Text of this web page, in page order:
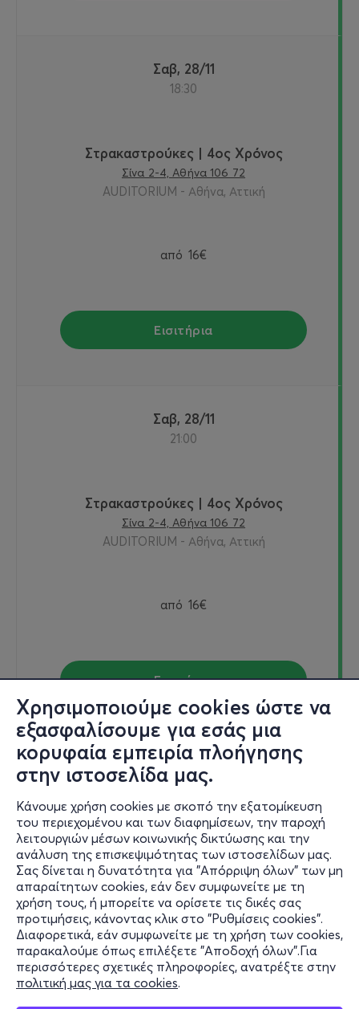
Χρησιμοποιούμε cookies ώστε να
εξασφαλίσουμε για εσάς μια
κορυφαία εμπειρία πλοήγησης
στην ιστοσελίδα μας.
Κάνουμε χρήση cookies με σκοπό την εξατομίκευση
του περιεχομένου και των διαφημίσεων, την παροχή
λειτουργιών μέσων κοινωνικής δικτύωσης και την
ανάλυση της επισκεψιμότητας των ιστοσελίδων μας.
Σας δίνεται η δυνατότητα για "Απόρριψη όλων" των μη
απαραίτητων cookies, εάν δεν συμφωνείτε με τη
χρήση τους, ή μπορείτε να ορίσετε τις δικές σας
προτιμήσεις, κάνοντας κλικ στο "Ρυθμίσεις cookies".
Διαφορετικά, εάν συμφωνείτε με τη χρήση των cookies,
παρακαλούμε όπως επιλέξετε "Αποδοχή όλων".Για
περισσότερες σχετικές πληροφορίες, ανατρέξτε στην
πολιτική μας για τα cookies.
Σαβ, 28/11
18:30
Στρακαστρούκες | 4ος Χρόνος
Σίνα 2-4, Αθήνα 106 72
AUDITORIUM - Αθήνα, Αττική
από 16€
Εισιτήρια
Σαβ, 28/11
21:00
Στρακαστρούκες | 4ος Χρόνος
Σίνα 2-4, Αθήνα 106 72
AUDITORIUM - Αθήνα, Αττική
από 16€
Εισιτήρια
Κυρ, 29/11
21:00
Στρακαστρούκες | 4ος Χρόνος
Σίνα 2-4, Αθήνα 106 72
AUDITORIUM - Αθήνα, Αττική
από 16€